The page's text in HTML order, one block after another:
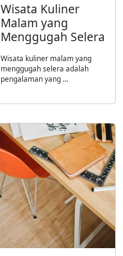
Wisata Kuliner
Malam yang
Menggugah Selera
Wisata kuliner malam yang
menggugah selera adalah
pengalaman yang ...